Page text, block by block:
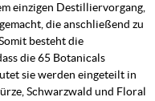
einzigen Destilliervorgang,
die anschließend zu
besteht die
die 65 Botanicals
sie werden eingeteilt in
Schwarzwald und Floral